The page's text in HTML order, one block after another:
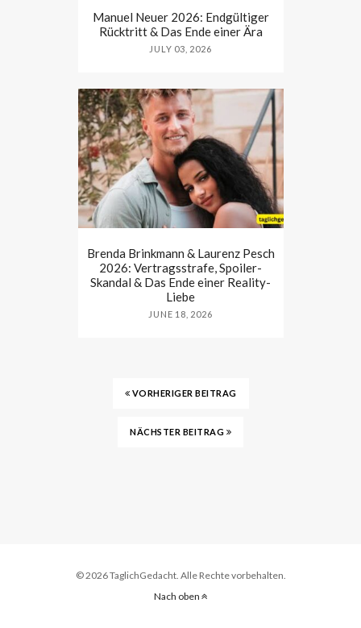
Manuel Neuer 2026: Endgültiger
Rücktritt & Das Ende einer Ära
JULY 03, 2026
Brenda Brinkmann & Laurenz Pesch
2026: Vertragsstrafe, Spoiler-
Skandal & Das Ende einer Reality-
Liebe
JUNE 18, 2026
VORHERIGER BEITRAG
NÄCHSTER BEITRAG
© 2026 TaglichGedacht. Alle Rechte vorbehalten.
Nach oben